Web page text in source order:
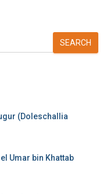
SEARCH
(Doleschallia
Umar bin Khattab